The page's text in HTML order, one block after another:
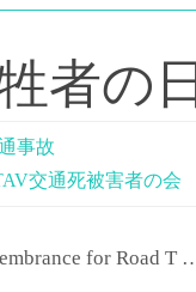
者の日
事故
交通死被害者の会
for Road T